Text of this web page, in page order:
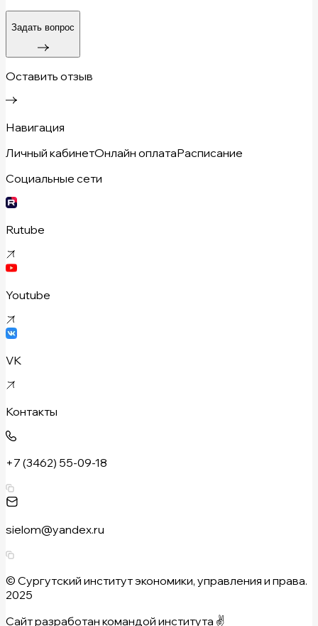
Задать вопрос
Оставить отзыв
Навигация
Личный кабинетОнлайн оплатаРасписание
Социальные сети
Rutube
Youtube
VK
Контакты
+7 (3462) 55-09-18
sielom@yandex.ru
© Сургутский институт экономики, управления и права.
2025
Сайт разработан командой института ✌